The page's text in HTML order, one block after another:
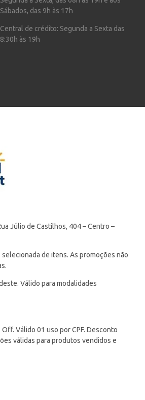
Sábados, das 9h às 17h
Central de crédito: Segunda a Sexta das
8:30h às 19h
Júlio de Castilhos, 404 – Centro –
de itens. As promoções não
Válido para modalidades
Válido 01 uso por CPF. Desconto
válidas para produtos vendidos e